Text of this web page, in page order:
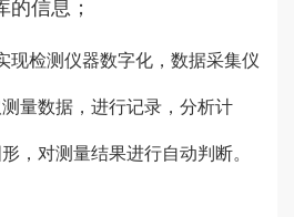
的信息；
现检测仪器数字化，数据采集仪
量数据，进行记录，分析计
，对测量结果进行自动判断。